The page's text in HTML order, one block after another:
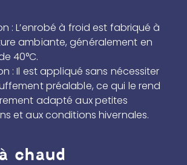
: L’enrobé à froid est fabriqué à
ambiante, généralement en
40°C.
: Il est appliqué sans nécessiter
préalable, ce qui le rend
adapté aux petites
et aux conditions hivernales.
chaud